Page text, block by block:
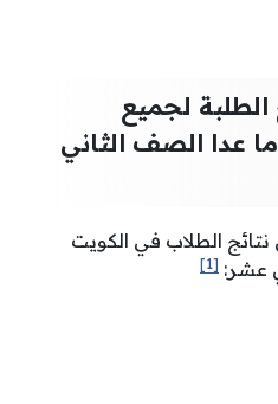
الطلبة لجميع
عدا الصف الثاني
الطلاب في الكويت
عشر: [1]